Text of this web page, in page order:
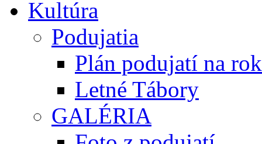
Kultúra
Podujatia
Plán podujatí na
Letné Tábory
GALÉRIA